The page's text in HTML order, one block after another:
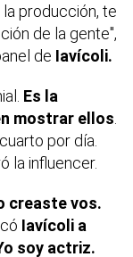
producción, te
de la gente",
de Iavícoli.
Es la
mostrar ellos
por día.
la influencer.
creaste vos.
Iavícoli a
soy actriz.